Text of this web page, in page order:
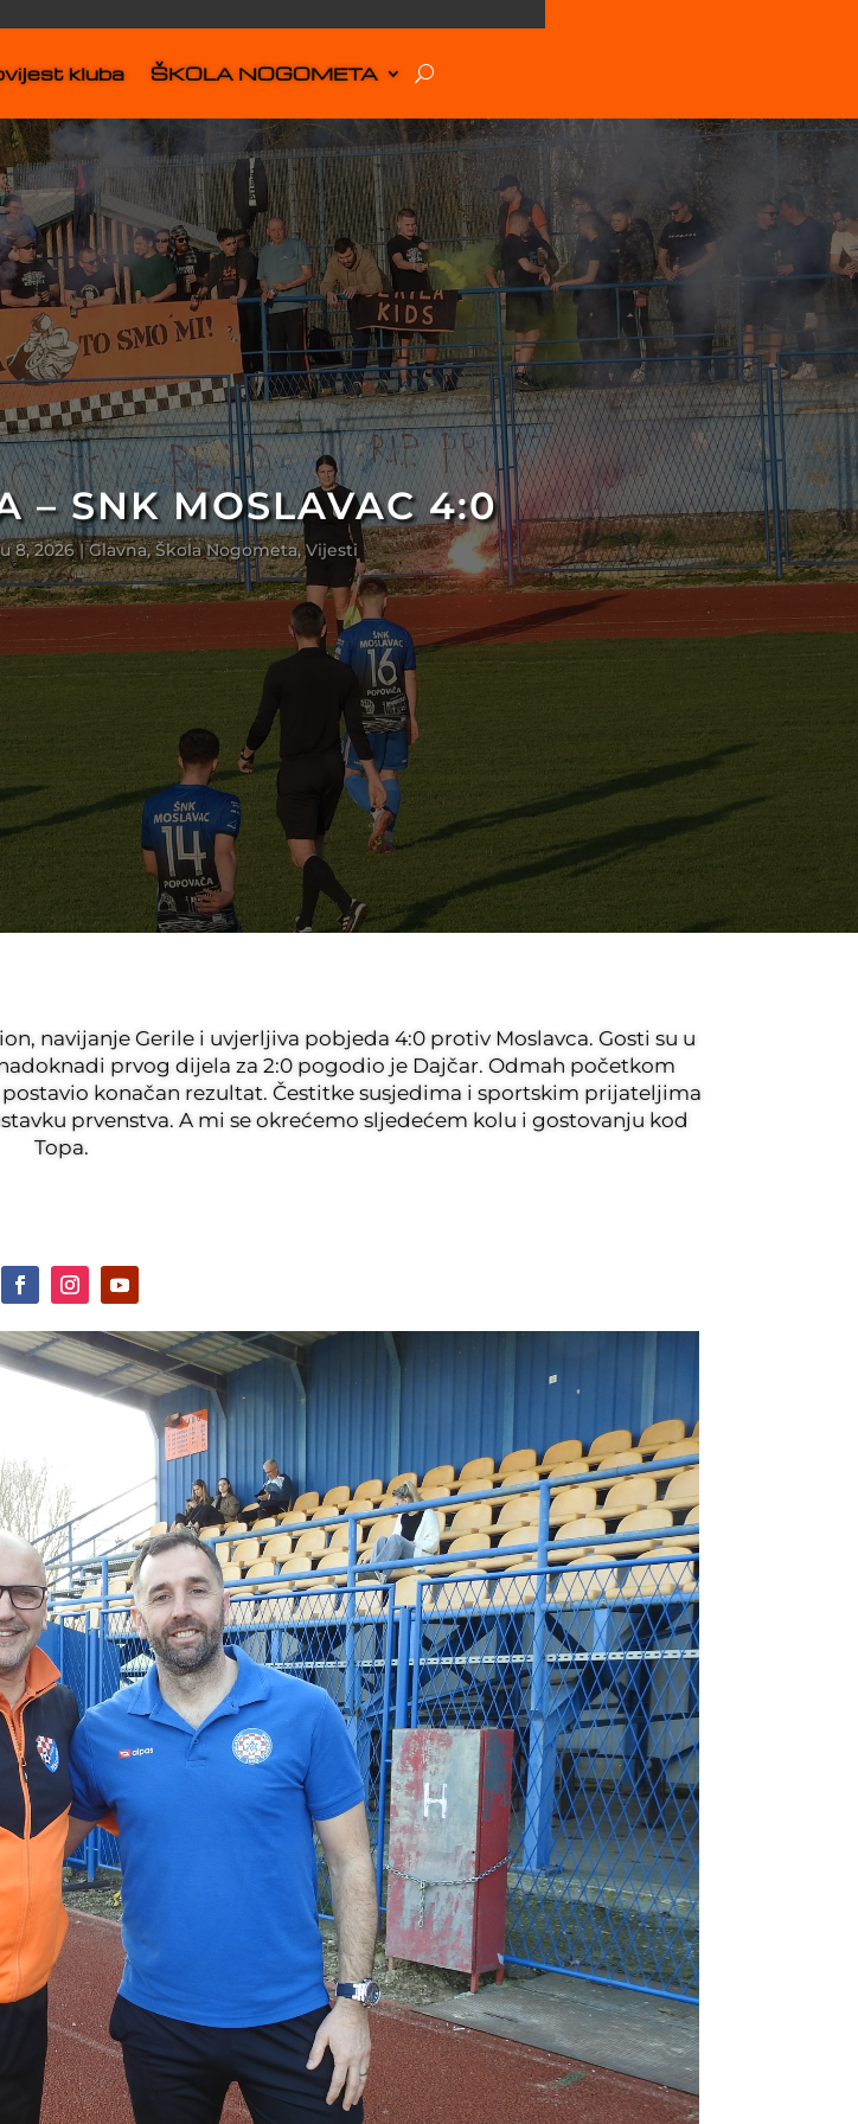
kluba ŠKOLA NOGOMETA
– SNK MOSLAVAC 4:0
8, 2026|Glavna,Škola Nogometa,Vijesti
navijanje Gerile i uvjerljiva pobjeda 4:0 protiv Moslavca. Gosti su u
prvog dijela za 2:0 pogodio je Dajčar. Odmah početkom
konačan rezultat. Čestitke susjedima i sportskim prijateljima
prvenstva. A mi se okrećemo sljedećem kolu i gostovanju kod
Topa.